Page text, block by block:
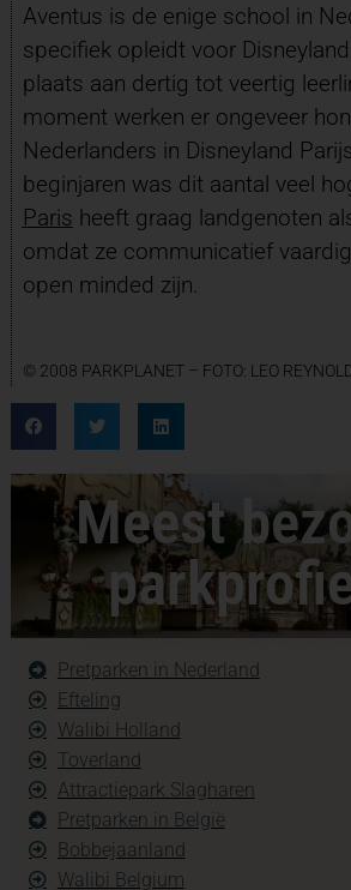
Aventus is de enige school in
specifiek opleidt voor
plaats aan dertig tot veertig
moment werken er ongeveer
Nederlanders in Disneyland
beginjaren was dit aantal veel
Paris heeft graag landgenoten
omdat ze communicatief
open minded zijn.
© 2008 PARKPLANET – FOTO: LEO
Meest
Pretparken in Nederland
Efteling
Walibi Holland
Toverland
Attractiepark Slagharen
Pretparken in België
Bobbejaanland
Walibi Belgium